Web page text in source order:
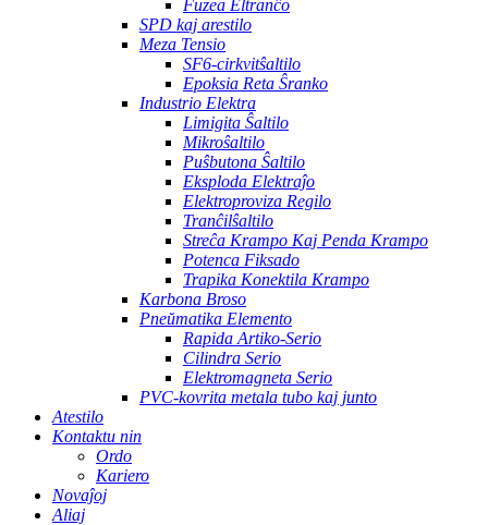
Fuzea Eltranĉo
SPD kaj arestilo
Meza Tensio
SF6-cirkvitŝaltilo
Epoksia Reta Ŝranko
Industrio Elektra
Limigita Ŝaltilo
Mikroŝaltilo
Puŝbutona Ŝaltilo
Eksploda Elektraĵo
Elektroproviza Regilo
Tranĉilŝaltilo
Streĉa Krampo Kaj Penda Krampo
Potenca Fiksado
Trapika Konektila Krampo
Karbona Broso
Pneŭmatika Elemento
Rapida Artiko-Serio
Cilindra Serio
Elektromagneta Serio
PVC-kovrita metala tubo kaj junto
Atestilo
Kontaktu nin
Ordo
Kariero
Novaĵoj
Aliaj